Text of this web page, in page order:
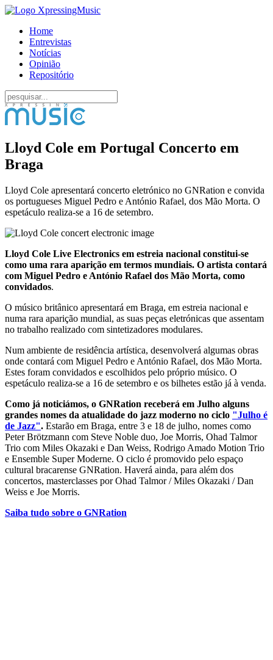
Home
Entrevistas
Notícias
Opinião
Repositório
Lloyd Cole em Portugal Concerto em
Braga
Lloyd Cole apresentará concerto eletrónico no GNRation e convida
os portugueses Miguel Pedro e António Rafael, dos Mão Morta. O
espetáculo realiza-se a 16 de setembro.
Lloyd Cole Live Electronics em estreia nacional constitui-se
como uma rara aparição em termos mundiais. O artista contará
com Miguel Pedro e António Rafael dos Mão Morta, como
convidados.
O músico britânico apresentará em Braga, em estreia nacional e
numa rara aparição mundial, as suas peças eletrónicas que assentam
no trabalho realizado com sintetizadores modulares.
Num ambiente de residência artística, desenvolverá algumas obras
onde contará com Miguel Pedro e António Rafael, dos Mão Morta.
Estes foram convidados e escolhidos pelo próprio músico. O
espetáculo realiza-se a 16 de setembro e os bilhetes estão já à venda.
Como já noticiámos, o GNRation receberá em Julho alguns
grandes nomes da atualidade do jazz moderno no ciclo "Julho é
de Jazz". Estarão em Braga, entre 3 e 18 de julho, nomes como
Peter Brötzmann com Steve Noble duo, Joe Morris, Ohad Talmor
Trio com Miles Okazaki e Dan Weiss, Rodrigo Amado Motion Trio
e Ensemble Super Moderne. O ciclo é promovido pelo espaço
cultural bracarense GNRation. Haverá ainda, para além dos
concertos, masterclasses por Ohad Talmor / Miles Okazaki / Dan
Weiss e Joe Morris.
Saiba tudo sobre o GNRation